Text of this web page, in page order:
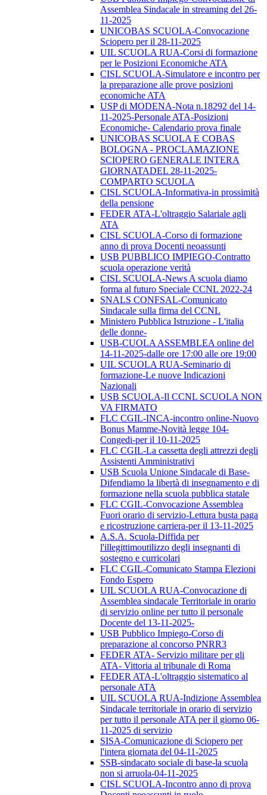
Assemblea Sindacale in streaming del 26-
11-2025
UNICOBAS SCUOLA-Convocazione
Sciopero per il 28-11-2025
UIL SCUOLA RUA-Corsi di formazione
per le Posizioni Economiche ATA
CISL SCUOLA-Simulatore e incontro per
la preparazione alle prove posizioni
economiche ATA
USP di MODENA-Nota n.18292 del 14-
11-2025-Personale ATA-Posizioni
Economiche- Calendario prova finale
UNICOBAS SCUOLA E COBAS
BOLOGNA - PROCLAMAZIONE
SCIOPERO GENERALE INTERA
GIORNATADEL 28-11-2025-
COMPARTO SCUOLA
CISL SCUOLA-Informativa-in prossimità
della pensione
FEDER ATA-L'oltraggio Salariale agli
ATA
CISL SCUOLA-Corso di formazione
anno di prova Docenti neoassunti
USB PUBBLICO IMPIEGO-Contratto
scuola operazione verità
CISL SCUOLA-News A scuola diamo
forma al futuro Speciale CCNL 2022-24
SNALS CONFSAL-Comunicato
Sindacale sulla firma del CCNL
Ministero Pubblica Istruzione - L'italia
delle donne-
USB-CUOLA ASSEMBLEA online del
14-11-2025-dalle ore 17:00 alle ore 19:00
UIL SCUOLA RUA-Seminario di
formazione-Le nuove Indicazioni
Nazionali
USB SCUOLA-Il CCNL SCUOLA NON
VA FIRMATO
FLC CGIL-INCA-incontro online-Nuovo
Bonus Mamme-Novità legge 104-
Congedi-per il 10-11-2025
FLC CGIL-La cassetta degli attrezzi degli
Assistenti Amministrativi
USB Scuola Unione Sindacale di Base-
Difendiamo la libertà di insegnamento e di
formazione nella scuola pubblica statale
FLC CGIL-Convocazione Assemblea
Fuori orario di servizio-Lettura busta paga
e ricostruzione carriera-per il 13-11-2025
A.S.A. Scuola-Diffida per
l'illegittimoutilizzo degli insegnanti di
sostegno e curricolari
FLC CGIL-Comunicato Stampa Elezioni
Fondo Espero
UIL SCUOLA RUA-Convocazione di
Assemblea sindacale Territoriale in orario
di servizio online per tutto il personale
Docente del 13-11-2025-
USB Pubblico Impiego-Corso di
preparazione al concorso PNRR3
FEDER ATA- Servizio militare per gli
ATA- Vittoria al tribunale di Roma
FEDER ATA-L'oltraggio sistematico al
personale ATA
UIL SCUOLA RUA-Indizione Assemblea
Sindacale territoriale in orario di servizio
per tutto il personale ATA per il giorno 06-
11-2025 di servizio
SISA-Comunicazione di Sciopero per
l'intera giornata del 04-11-2025
SSB-sindacato sociale di base-la scuola
non si arruola-04-11-2025
CISL SCUOLA-Incontro anno di prova